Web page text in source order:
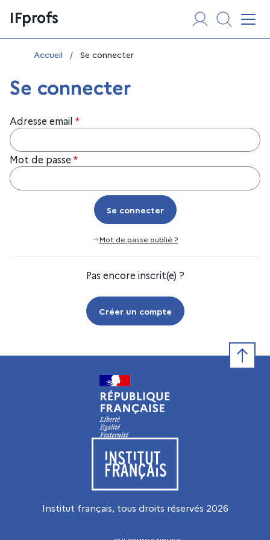
au
contenu
IFprofs
Vous êtes ici :
Accueil / Se connecter
Se connecter
Adresse email *
Mot de passe *
Se connecter
Se connecter
Mot de passe oublié ?
Pas encore inscrit(e) ?
Créer un compte
Visiter le site de l’Institut français
Institut français, tous droits réservés 2026